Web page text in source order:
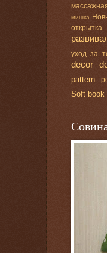
мишка
открытка
уход за
decor
pattern
Soft book